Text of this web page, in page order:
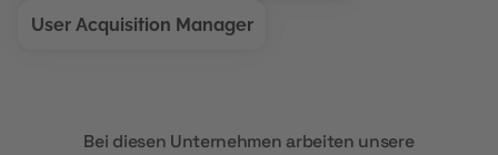
User Acquisition Manager
Bei diesen Unternehmen arbeiten unsere